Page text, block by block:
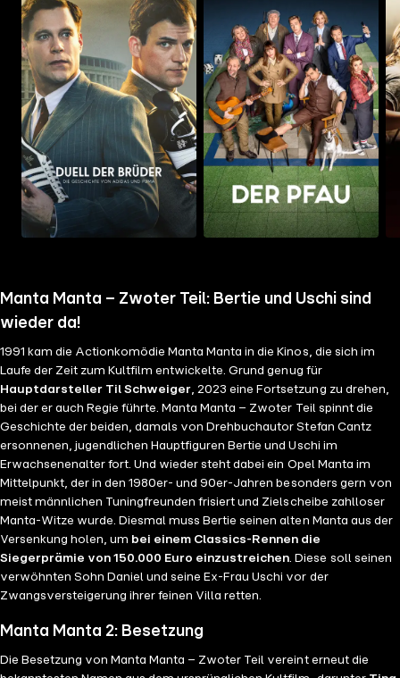
Manta Manta – Zwoter Teil: Bertie und Uschi sind
wieder da!
1991 kam die Actionkomödie Manta Manta in die Kinos, die sich im
Laufe der Zeit zum Kultfilm entwickelte. Grund genug für
Hauptdarsteller Til Schweiger, 2023 eine Fortsetzung zu drehen,
bei der er auch Regie führte. Manta Manta – Zwoter Teil spinnt die
Geschichte der beiden, damals von Drehbuchautor Stefan Cantz
ersonnenen, jugendlichen Hauptfiguren Bertie und Uschi im
Erwachsenenalter fort. Und wieder steht dabei ein Opel Manta im
Mittelpunkt, der in den 1980er- und 90er-Jahren besonders gern von
meist männlichen Tuningfreunden frisiert und Zielscheibe zahlloser
Manta-Witze wurde. Diesmal muss Bertie seinen alten Manta aus der
Versenkung holen, um bei einem Classics-Rennen die
Siegerprämie von 150.000 Euro einzustreichen. Diese soll seinen
verwöhnten Sohn Daniel und seine Ex-Frau Uschi vor der
Zwangsversteigerung ihrer feinen Villa retten.
Manta Manta 2: Besetzung
Die Besetzung von Manta Manta – Zwoter Teil vereint erneut die